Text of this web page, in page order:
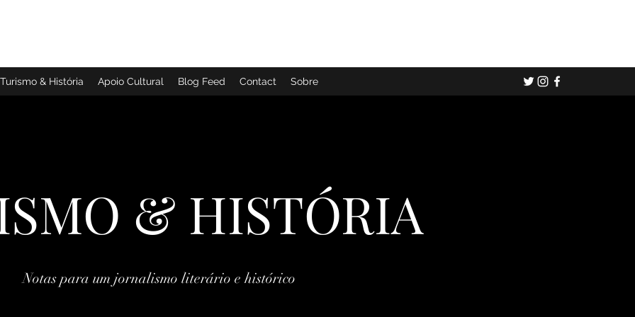
Turismo & História Apoio Cultural Blog Feed Contact Sobre
& HISTÓRIA
Notas para um jornalismo literário e histórico